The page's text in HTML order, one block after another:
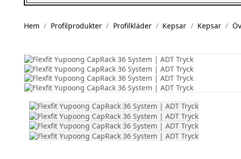
Hem Profilprodukter Profilkläder Kepsar Kepsar